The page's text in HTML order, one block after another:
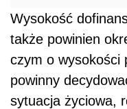
Wysokość
także powinien
czym o wysokości
powinny
sytuacja życiowa,